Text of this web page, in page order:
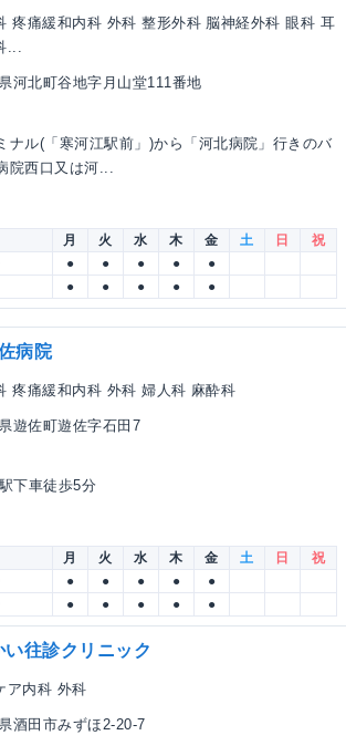
疼痛緩和内科 外科 整形外科 脳神経外科 眼科 耳
...
河北町谷地字月山堂111番地
ナル(「寒河江駅前」)から「河北病院」行きのバ
院西口又は河...
月 火 水 木 金 土 日
祝
● ● ● ●
●
● ● ● ● ●
病院
疼痛緩和内科 外科 婦人科 麻酔科
遊佐町遊佐字石田7
下車徒歩5分
月 火 水 木 金 土 日
祝
● ● ● ●
●
● ● ● ● ●
い往診クリニック
ア内科 外科
酒田市みずほ2-20-7